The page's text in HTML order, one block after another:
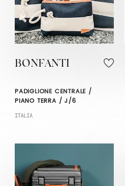
BONFANTI
PADIGLIONE CENTRALE /
PIANO TERRA / J/6
ITALIA